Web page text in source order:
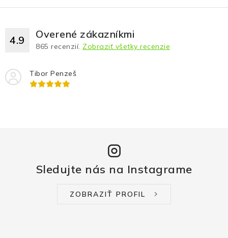
4.9 Overené zákazníkmi
865 recenzií. Zobraziť všetky recenzie
Tibor Penzeš
Sledujte nás na Instagrame
ZOBRAZIŤ PROFIL